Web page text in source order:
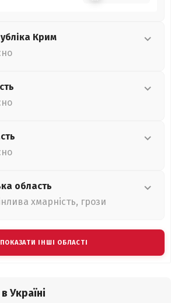
Крим
область
хмарність, грози
ПОКАЗАТИ ІНШІ ОБЛАСТІ
Україні